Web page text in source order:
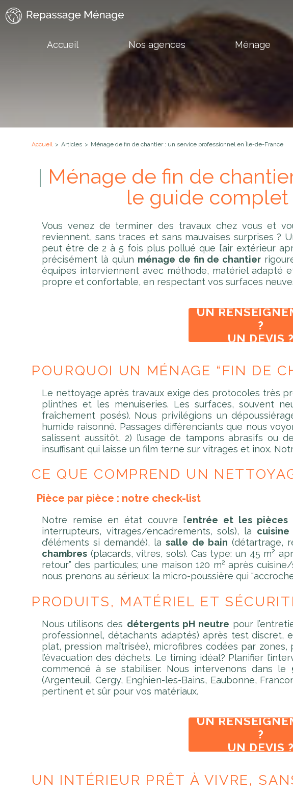
Accueil Nos agences Ménage
Accueil > Articles > Ménage de fin de chantier : un service professionnel en Île-de-France
Ménage de fin de
le guide complet
Vous venez de terminer des travaux chez vous et
reviennent, sans traces et sans mauvaises surprises ?
peut être de 2 à 5 fois plus pollué que l’air extérieur
précisément là qu’un ménage de fin de chantier
équipes interviennent avec méthode, matériel adapté
propre et confortable, en respectant vos surfaces
UN
?
UN DEVIS ?
POURQUOI UN MÉNAGE “FIN DE
Le nettoyage après travaux exige des protocoles très
plinthes et les menuiseries. Les surfaces, souvent
fraîchement posés). Nous privilégions un
humide raisonné. Passages différenciants que nous
salissent aussitôt, 2) l’usage de tampons abrasifs ou
insuffisant qui laisse un film terne sur vitrages et inox.
CE QUE COMPREND UN
Pièce par pièce : notre check-list
Notre remise en état couvre l’entrée et les pièces
interrupteurs, vitrages/encadrements, sols), la cuisine
d’éléments si demandé), lasalle de bain (détartrage,
chambres (placards, vitres, sols). Cas type: un 45 m²
retour” des particules; une maison 120 m² après
nous prenons au sérieux: la micro-poussière qui
PRODUITS, MATÉRIEL ET
Nous utilisons des détergents pH neutre pour
professionnel, détachants adaptés) après test discret,
plat, pression maîtrisée), microfibres codées par
l’évacuation des déchets. Le timing idéal? Planifier
commencé à se stabiliser. Nous intervenons dans le
(Argenteuil, Cergy, Enghien-les-Bains, Eaubonne,
pertinent et sûr pour vos matériaux.
UN
?
UN DEVIS ?
UN INTÉRIEUR PRÊT À VIVRE,